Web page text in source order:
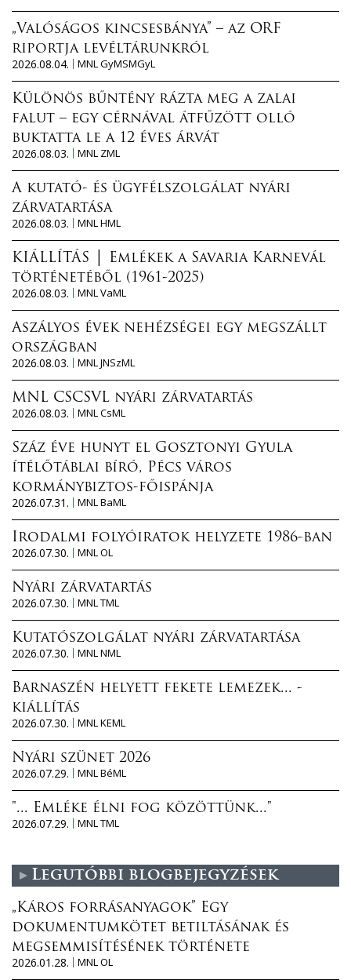
„Valóságos kincsesbánya” – az ORF
riportja levéltárunkról
2026.08.04.
MNL GyMSMGyL
Különös bűntény rázta meg a zalai
falut – egy cérnával átfűzött olló
buktatta le a 12 éves árvát
2026.08.03.
MNL ZML
A kutató- és ügyfélszolgálat nyári
zárvatartása
2026.08.03.
MNL HML
KIÁLLÍTÁS │ Emlékek a Savaria Karnevál
történetéből (1961-2025)
2026.08.03.
MNL VaML
Aszályos évek nehézségei egy megszállt
országban
2026.08.03.
MNL JNSzML
MNL CSCSVL nyári zárvatartás
2026.08.03.
MNL CsML
Száz éve hunyt el Gosztonyi Gyula
ítélőtáblai bíró, Pécs város
kormánybiztos-főispánja
2026.07.31.
MNL BaML
Irodalmi folyóiratok helyzete 1986-ban
2026.07.30.
MNL OL
Nyári zárvatartás
2026.07.30.
MNL TML
Kutatószolgálat nyári zárvatartása
2026.07.30.
MNL NML
Barnaszén helyett fekete lemezek... -
kiállítás
2026.07.30.
MNL KEML
Nyári szünet 2026
2026.07.29.
MNL BéML
"... Emléke élni fog közöttünk..."
2026.07.29.
MNL TML
Legutóbbi blogbejegyzések
„Káros forrásanyagok” Egy
dokumentumkötet betiltásának és
megsemmisítésének története
2026.01.28.
MNL OL